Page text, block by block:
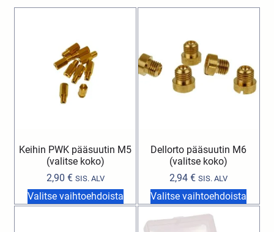
Keihin PWK pääsuutin M5
(valitse koko)
2,90 € SIS. ALV
Valitse vaihtoehdoista
Dellorto pääsuutin M6
(valitse koko)
2,94€ SIS. ALV
Valitse vaihtoehdoista